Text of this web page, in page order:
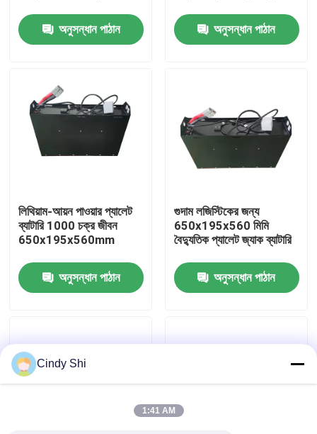
আমাদের সম্পর্কে
কারখানা ভ্রমণ
উদ্ধৃতির জন্য আবেদন
ফর্কলিফ্ট লিথিয়াম ব্যাটারি
৪৮ ভোল্ট লিথিয়াম-আয়ন ফর্কলিফ্ট ব্যাটারি
অনুসন্ধান পাঠান অনুসন্ধান পাঠান
লিথিয়াম-আয়ন পাওয়ার প্যালেট
ব্যাটারি 1000 চক্র জীবন
650x195x560mm
অনুসন্ধান পাঠান
গুদাম লজিস্টিকের জন্য
650x195x560 মিমি
বৈদ্যুতিক প্যালেট জ্যাক ব্যাটারি
অনুসন্ধান পাঠান
Cindy Shi
1:41 AM